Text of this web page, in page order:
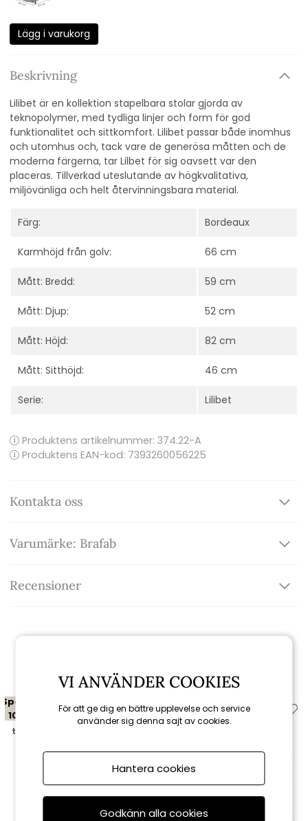
Lägg i varukorg
Beskrivning
Lilibet är en kollektion stapelbara stolar gjorda av
teknopolymer, med tydliga linjer och form för god
funktionalitet och sittkomfort. Lilibet passar både inomhus
och utomhus och, tack vare de generösa måtten och de
moderna färgerna, tar Lilbet för sig oavsett var den
placeras. Tillverkad uteslutande av högkvalitativa,
miljövänliga och helt återvinningsbara material.
Färg: Bordeaux
Karmhöjd från golv: 66 cm
Mått: Bredd: 59 cm
Mått: Djup: 52 cm
Mått: Höjd: 82 cm
Mått: Sitthöjd: 46 cm
Serie: Lilibet
Produktens artikelnummer: 374.22-A
Produktens EAN-kod: 7393260056225
Kontakta oss
Varumärke: Brafab
Recensioner
Spara
10%
till 16/8
10%
VI ANVÄNDER COOKIES
För att ge dig en bättre upplevelse och service
använder sig denna sajt av cookies.
Hantera cookies
Godkänn alla cookies